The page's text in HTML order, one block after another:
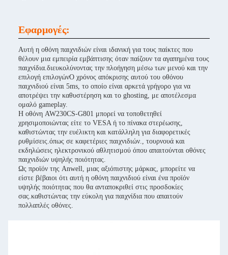
Εφαρμογές:
Αυτή η οθόνη παιχνιδιών είναι ιδανική για τους παίκτες που
θέλουν μια εμπειρία εμβάπτισης όταν παίζουν τα αγαπημένα τους
παιχνίδια.διευκολύνοντας την πλοήγηση μέσω των μενού και την
επιλογή επιλογώνΟ χρόνος απόκρισης αυτού του οθόνου
παιχνιδιού είναι 5ms, το οποίο είναι αρκετά γρήγορο για να
αποτρέψει την καθυστέρηση και το ghosting, με αποτέλεσμα
ομαλό gameplay.
Η οθόνη AW230CS-G801 μπορεί να τοποθετηθεί
χρησιμοποιώντας είτε το VESA ή το πίνακα στερέωσης,
καθιστώντας την ευέλικτη και κατάλληλη για διαφορετικές
ρυθμίσεις.όπως σε καφετέριες παιχνιδιών., τουρνουά και
εκδηλώσεις ηλεκτρονικού αθλητισμού όπου απαιτούνται οθόνες
παιχνιδιών υψηλής ποιότητας.
Ως προϊόν της Anwell, μιας αξιόπιστης μάρκας, μπορείτε να
είστε βέβαιοι ότι αυτή η οθόνη παιχνιδιού είναι ένα προϊόν
υψηλής ποιότητας που θα ανταποκριθεί στις προσδοκίες
σας.καθιστώντας την εύκολη για παιχνίδια που απαιτούν
πολλαπλές οθόνες.